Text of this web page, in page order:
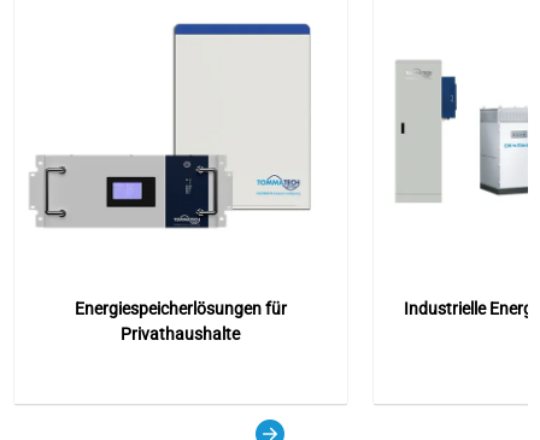
Energiespeicherlösungen für
Privathaushalte
Industrielle